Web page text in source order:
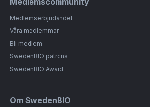
Medlemscommunity
Medlemserbjudandet
Våra medlemmar
Bli medlem
SwedenBIO patrons
SwedenBIO Award
Om SwedenBIO